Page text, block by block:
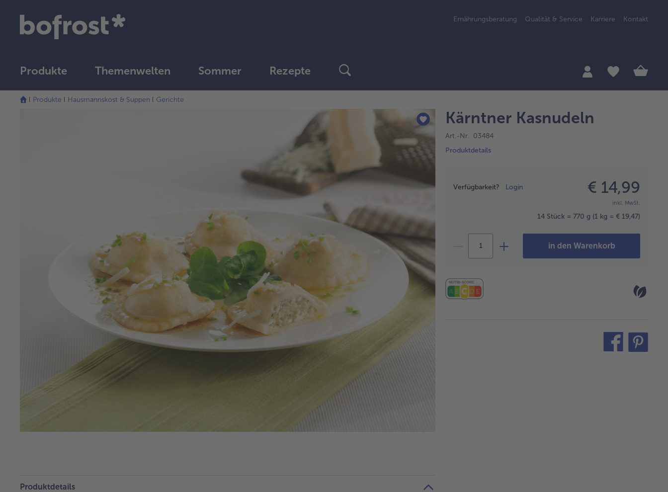
Ernährungsberatung Qualität & Service Karriere Kontakt
Produkte Themenwelten Sommer Rezepte
Produkte Hausmannskost & Suppen Gerichte
Kärntner Kasnudeln
Art.-Nr. 03484
Produktdetails
Verfügbarkeit? Login € 14,99
inkl. MwSt.
14 Stück = 770 g (1 kg = € 19,47)
in den Warenkorb
teilen
Produktdetails